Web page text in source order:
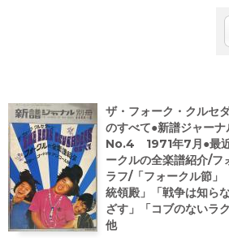
ザ・フォーク・クルセ
のすべて●新譜ジャーナ
No.4 1971年7月●最
ークルの全楽譜紹介/フ
ラフ/「フォークル節」
統領殿」「戦争は知ら
ざす」「コブのないラ
他